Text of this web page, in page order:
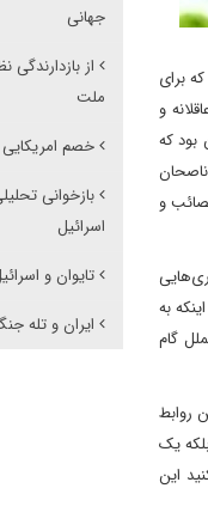
برای
و
که
و
سیاست‌گذاری‌هایی
به
گام
روابط
یک
این
جهانی
از بازدارندگی
ملت
خصم
بازخوانی
اسرائیل
تایوان و
ایران و تله